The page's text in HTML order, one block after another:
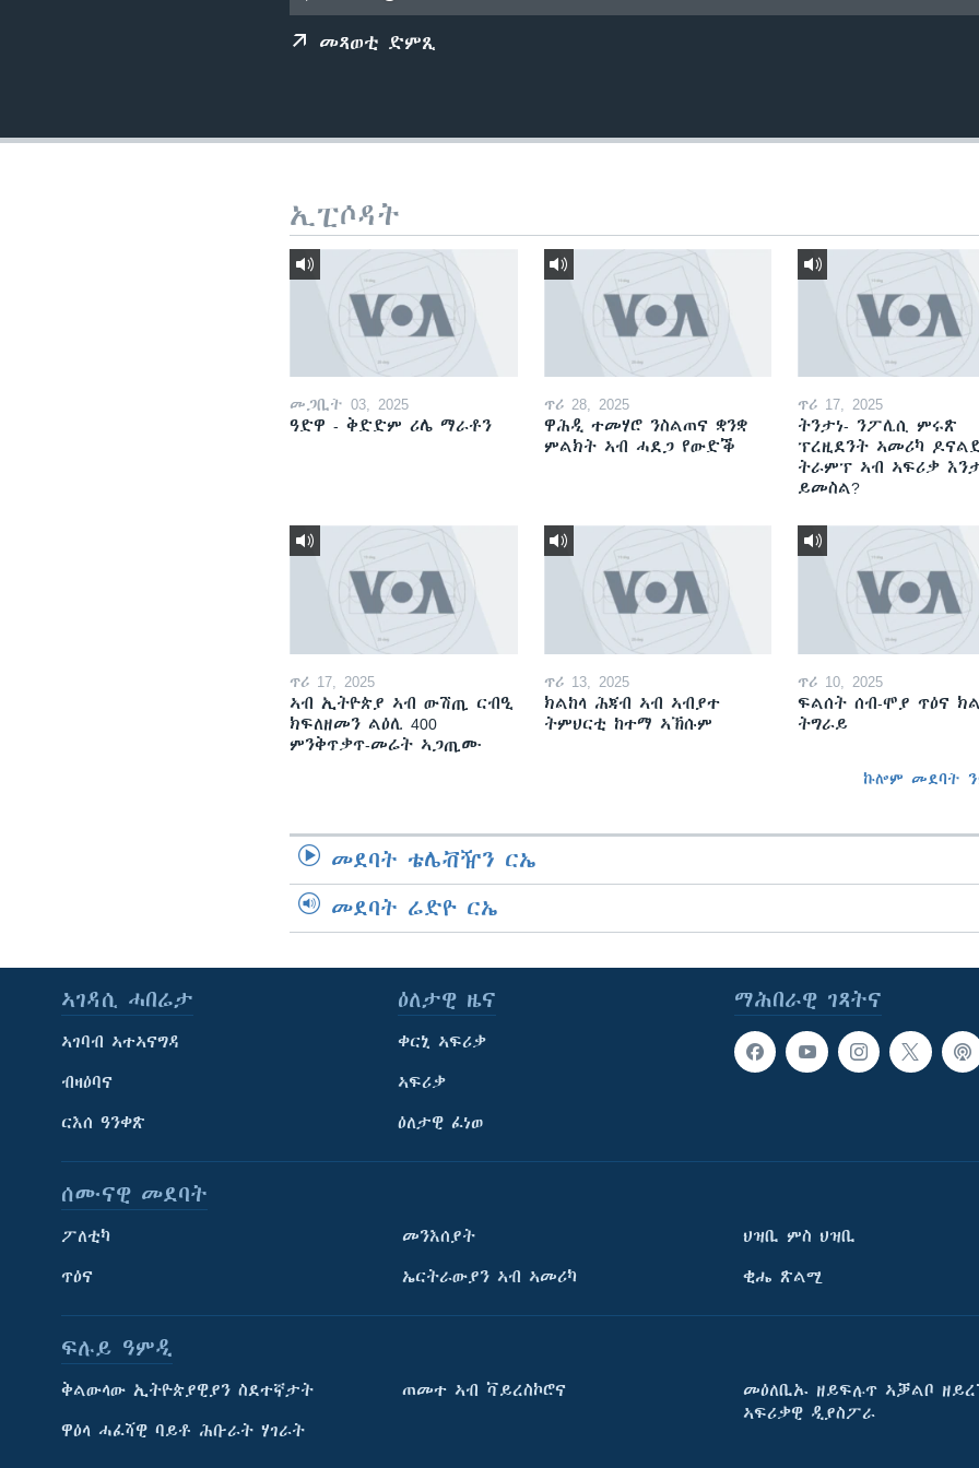
ትምህርቲ እንግሊዝኛ
ማሕበራዊ ገጻትና
መጻወቲ ድምጺ
ኢፒሶዳት
መጋቢት 03, 2025
ዓድዋ - ቅድድም ሪሌ ማራቶን
ጥሪ 28, 2025
ዋሕዲ ተመሃሮ ንስልጠና ቋንቋ
ምልክት ኣብ ሓደጋ የውድቕ
ጥሪ 17, 2025
ትንታነ- ንፖሊሲ ምሩጽ
ፕረዚደንት ኣመሪካ
ትራምፕ ኣብ ኣፍሪቃ
ይመስል?
ጥሪ 17, 2025
ኣብ ኢትዮጵያ ኣብ ውሽጢ ርብዒ
ክፍለዘመን ልዕሊ 400
ምንቅጥቃጥ-መሬት ኣጋጢሙ
ጥሪ 13, 2025
ክልከላ ሕጃብ ኣብ ኣብያተ
ትምህርቲ ከተማ ኣኽሱም
ጥሪ 10, 2025
ፍልሰት ሰብ-ሞያ ጥዕና
ትግራይ
ኩሎም መደባት
መደባት ቴሌቭዥን ርኤ
መደባት ሬድዮ ርኤ
ማሕበራዊ ገጻትና
ኣገዳሲ ሓበሬታ
ኣገባብ ኣተኣናግዳ
ብዛዕባና
ርእሰ ዓንቀጽ
ዕለታዊ ዜና
ቀርኒ ኣፍሪቃ
ኣፍሪቃ
ዕለታዊ ፈነወ
ሰሙናዊ መደባት
ፖለቲካ
ጥዕና
መንእሰያት
ኤርትራውያን ኣብ ኣመሪካ
ህዝቢ ምስ ህዝቢ
ቂሔ ጽልሚ
ፍሉይ ዓምዲ
ቅልውላው ኢትዮጵያዊያን ስደተኛታት
ዋዕላ ሓፈሻዊ ባይቶ ሕቡራት ሃገራት
ጠመተ ኣብ ቫይረስኮሮና
መዕለቢኡ ዘይፍሉጥ ኣቓልቦ
ኣፍሪቃዊ ዲያስፖራ